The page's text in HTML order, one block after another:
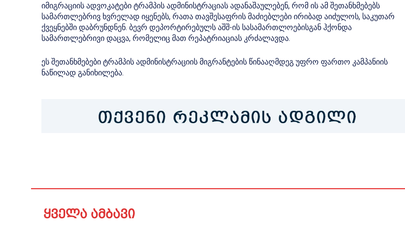
იმიგრაციის ადვოკატები ტრამპის ადმინისტრაციას ადანაშაულებენ, რომ ის ამ შეთანხმებებს
სამართლებრივ ხვრელად იყენებს, რათა თავშესაფრის მაძიებლები ირიბად აიძულოს, საკუთარ
ქვეყნებში დაბრუნდნენ. ბევრ დეპორტირებულს აშშ-ის სასამართლოებისგან ჰქონდა
სამართლებრივი დაცვა, რომელიც მათ რეპატრიაციას კრძალავდა.
ეს შეთანხმებები ტრამპის ადმინისტრაციის მიგრანტების წინააღმდეგ უფრო ფართო კამპანიის
ნაწილად განიხილება.
ყველა ამბავი